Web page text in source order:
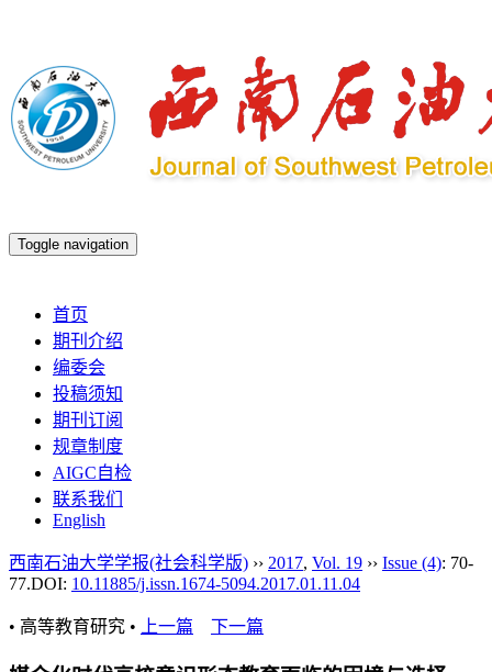
Toggle navigation
首页
期刊介绍
编委会
投稿须知
期刊订阅
规章制度
AIGC自检
联系我们
English
西南石油大学学报(社会科学版) ›› 2017, Vol. 19 ›› Issue (4): 70-
77.DOI: 10.11885/j.issn.1674-5094.2017.01.11.04
• 高等教育研究 • 上一篇 下一篇